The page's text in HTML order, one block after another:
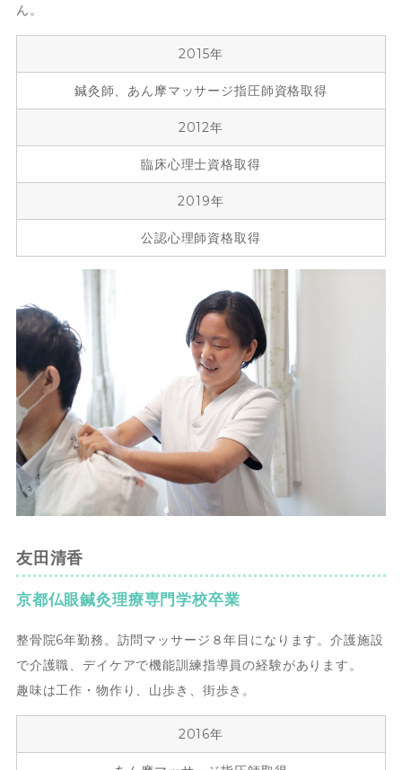
ん。
2015年
鍼灸師、あん摩マッサージ指圧師資格取得
2012年
臨床心理士資格取得
2019年
公認心理師資格取得
友田清香
京都仏眼鍼灸理療専門学校卒業
整骨院6年勤務。訪問マッサージ８年目になります。介護施設
で介護職、デイケアで機能訓練指導員の経験があります。
趣味は工作・物作り、山歩き、街歩き。
2016年